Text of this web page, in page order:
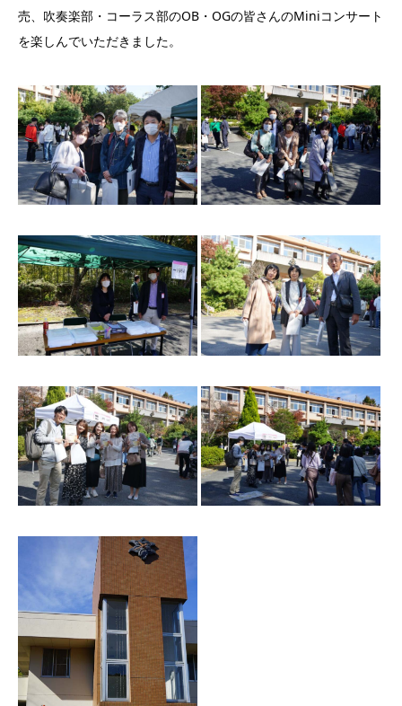
売、吹奏楽部・コーラス部のOB・OGの皆さんのMiniコンサート
を楽しんでいただきました。